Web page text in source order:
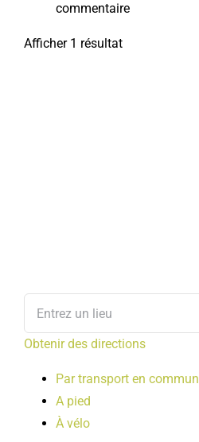
commentaire
Afficher 1 résultat
Obtenir des directions
Par transport en commun
A pied
À vélo